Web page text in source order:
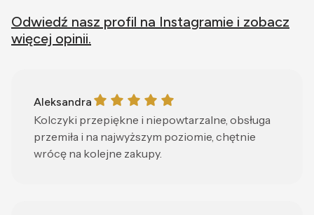
Odwiedź nasz profil na Instagramie i zobacz
więcej opinii.
Aleksandra
Aleksandra gave a rating of: 5
Kolczyki przepiękne i niepowtarzalne, obsługa
przemiła i na najwyższym poziomie, chętnie
wrócę na kolejne zakupy.